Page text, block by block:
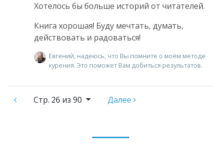
Хотелось бы больше историй от читателей.
Книга хорошая! Буду мечтать, думать,
действовать и радоваться!
Евгений, надеюсь, что Вы помните о моём методе
курения. Это поможет Вам добиться результатов.
Стр. 26 из 90 Далее